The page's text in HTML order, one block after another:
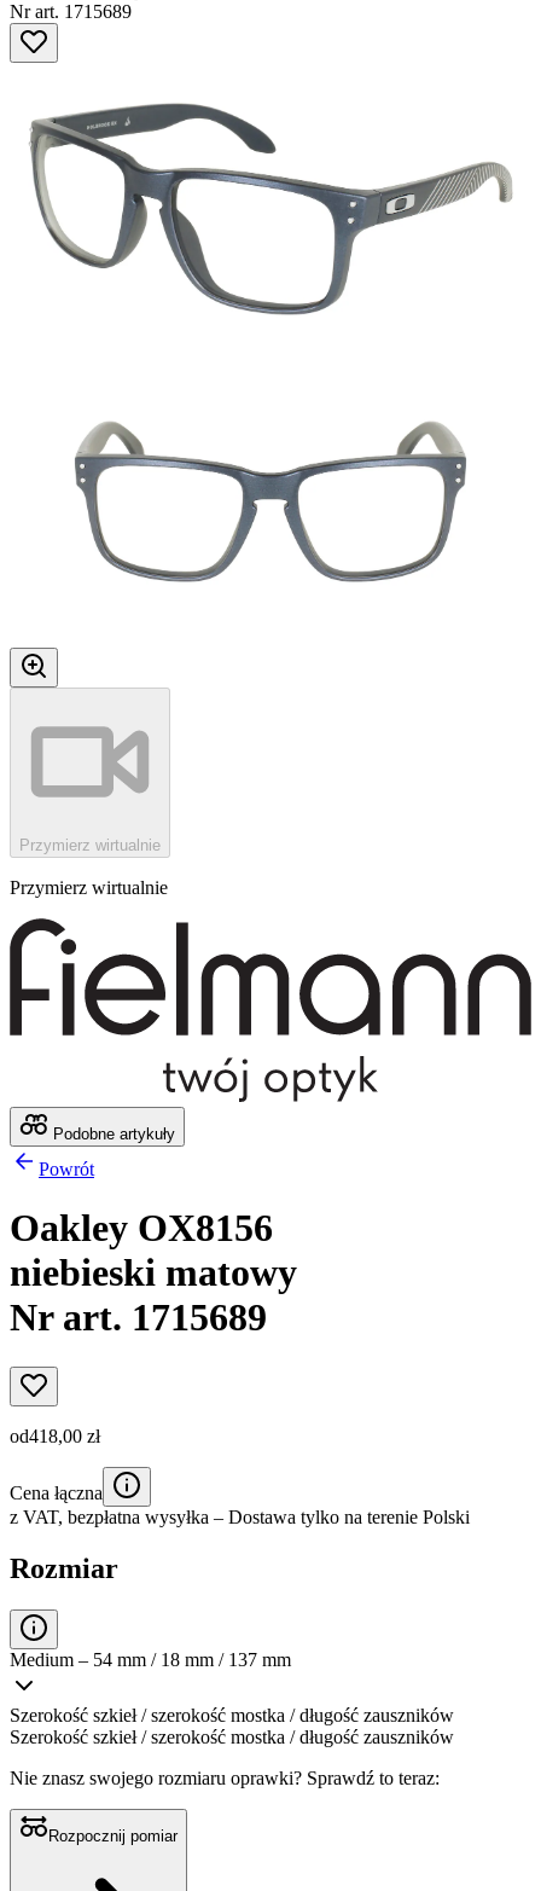
Nr art. 1715689
Przymierz wirtualnie
Przymierz wirtualnie
Podobne artykuły
Powrót
Oakley OX8156
niebieski matowy
Nr art. 1715689
od418,00 zł
Cena łączna
z VAT, bezpłatna wysyłka – Dostawa tylko na terenie Polski
Rozmiar
Medium – 54 mm / 18 mm / 137 mm
Szerokość szkieł / szerokość mostka / długość zauszników
Szerokość szkieł / szerokość mostka / długość zauszników
Nie znasz swojego rozmiaru oprawki? Sprawdź to teraz:
Rozpocznij pomiar